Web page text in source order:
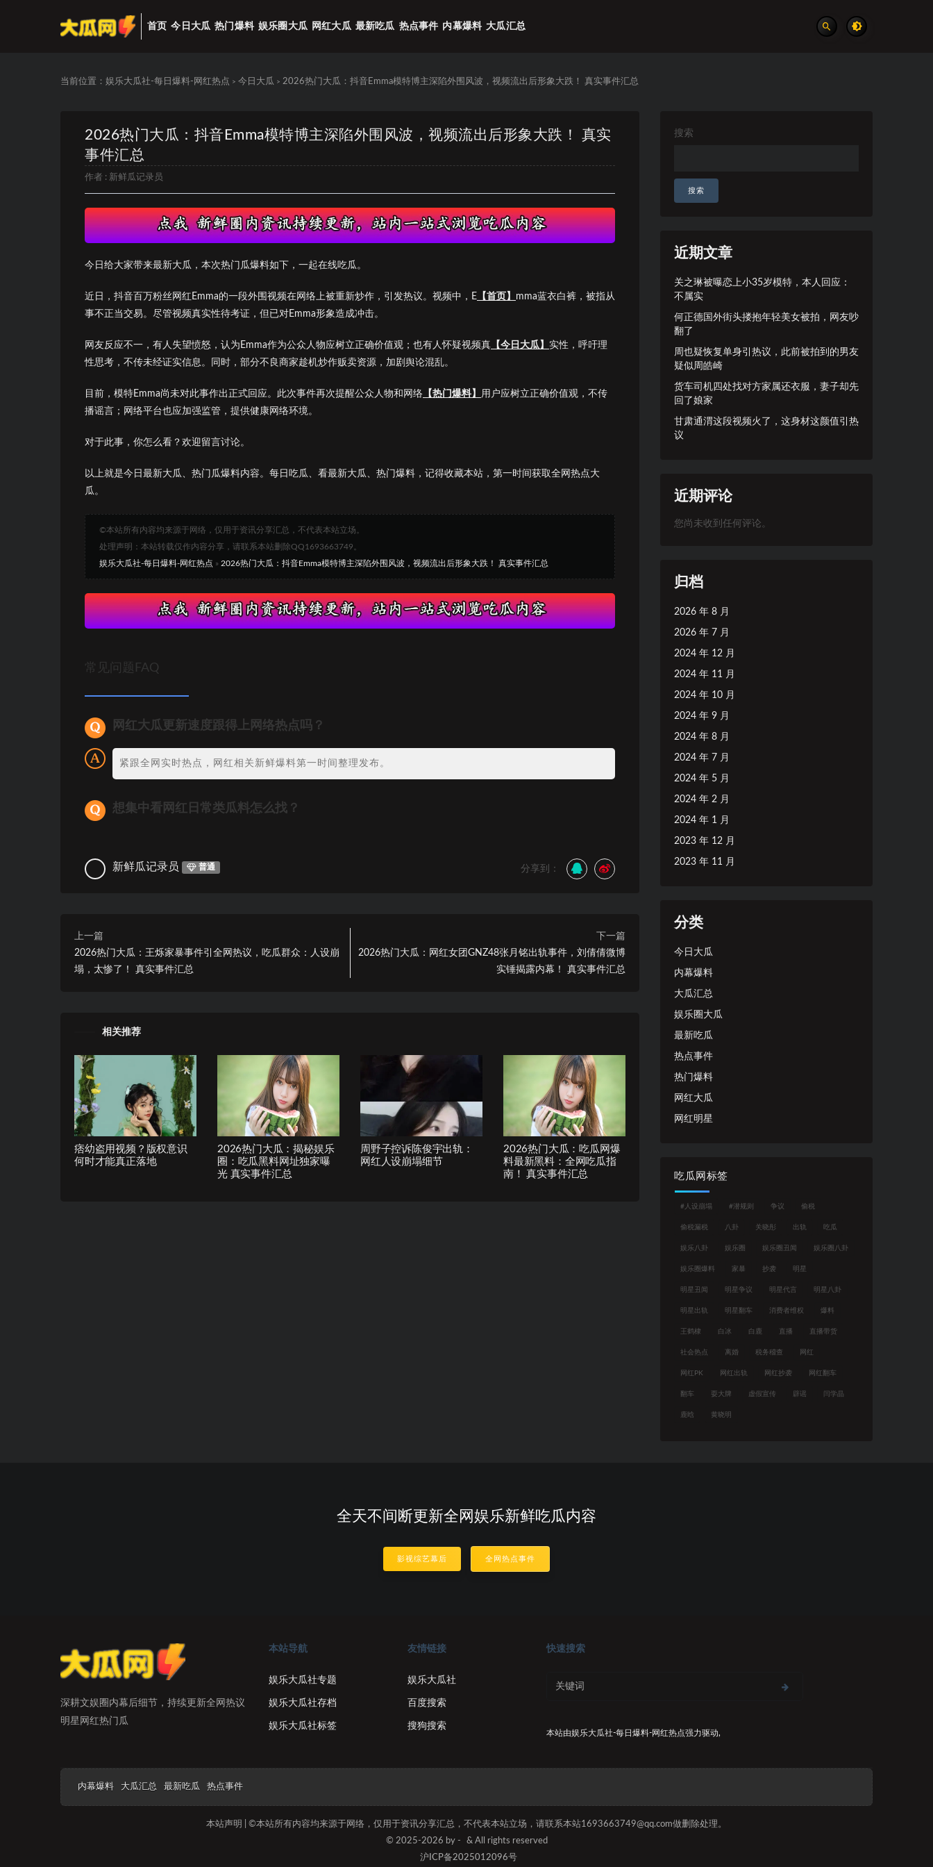
首页 今日大瓜 热门爆料 娱乐圈大瓜 网红大瓜 最新吃瓜 热点事件 内幕爆料 大瓜汇总
当前位置： 娱乐大瓜社-每日爆料-网红热点 > 今日大瓜 > 2026热门大瓜：抖音Emma模特博主深陷外围风波，视频流出后形象大跌！ 真实事件汇总
2026热门大瓜：抖音Emma模特博主深陷外围风波，视频流出后形象大跌！ 真实
事件汇总
作者 : 新鲜瓜记录员
今日给大家带来最新大瓜，本次热门瓜爆料如下，一起在线吃瓜。
近日，抖音百万粉丝网红Emma的一段外围视频在网络上被重新炒作，引发热议。视频中，E 【首页】 mma蓝衣白裤，被指从
事不正当交易。尽管视频真实性待考证，但已对Emma形象造成冲击。
网友反应不一，有人失望愤怒，认为Emma作为公众人物应树立正确价值观；也有人怀疑视频真 【今日大瓜】 实性，呼吁理
性思考，不传未经证实信息。同时，部分不良商家趁机炒作贩卖资源，加剧舆论混乱。
目前，模特Emma尚未对此事作出正式回应。此次事件再次提醒公众人物和网络 【热门爆料】 用户应树立正确价值观，不传
播谣言；网络平台也应加强监管，提供健康网络环境。
对于此事，你怎么看？欢迎留言讨论。
以上就是今日最新大瓜、热门瓜爆料内容。每日吃瓜、看最新大瓜、热门爆料，记得收藏本站，第一时间获取全网热点大
瓜。
©本站所有内容均来源于网络，仅用于资讯分享汇总，不代表本站立场。
处理声明：本站转载仅作内容分享，请联系本站删除QQ1693663749。
娱乐大瓜社-每日爆料-网红热点 » 2026热门大瓜：抖音Emma模特博主深陷外围风波，视频流出后形象大跌！ 真实事件汇总
常见问题FAQ
网红大瓜更新速度跟得上网络热点吗？
紧跟全网实时热点，网红相关新鲜爆料第一时间整理发布。
想集中看网红日常类瓜料怎么找？
新鲜瓜记录员 普通 分享到：
上一篇
2026热门大瓜：王烁家暴事件引全网热议，吃瓜群众：人设崩
塌，太惨了！ 真实事件汇总
下一篇
2026热门大瓜：网红女团GNZ48张月铭出轨事件，刘倩倩微博
实锤揭露内幕！ 真实事件汇总
相关推荐
痞幼盗用视频？版权意识
何时才能真正落地
2026热门大瓜：揭秘娱乐
圈：吃瓜黑料网址独家曝
光 真实事件汇总
周野子控诉陈俊宇出轨：
网红人设崩塌细节
2026热门大瓜：吃瓜网爆
料最新黑料：全网吃瓜指
南！ 真实事件汇总
搜索
搜索
近期文章
关之琳被曝恋上小35岁模特，本人回应：
不属实
何正德国外街头搂抱年轻美女被拍，网友吵
翻了
周也疑恢复单身引热议，此前被拍到的男友
疑似周皓崎
货车司机四处找对方家属还衣服，妻子却先
回了娘家
甘肃通渭这段视频火了，这身材这颜值引热
议
近期评论
您尚未收到任何评论。
归档
2026 年 8 月
2026 年 7 月
2024 年 12 月
2024 年 11 月
2024 年 10 月
2024 年 9 月
2024 年 8 月
2024 年 7 月
2024 年 5 月
2024 年 2 月
2024 年 1 月
2023 年 12 月
2023 年 11 月
分类
今日大瓜
内幕爆料
大瓜汇总
娱乐圈大瓜
最新吃瓜
热点事件
热门爆料
网红大瓜
网红明星
吃瓜网标签
#人设崩塌 #潜规则 争议 偷税
偷税漏税 八卦 关晓彤 出轨 吃瓜
娱乐八卦 娱乐圈 娱乐圈丑闻 娱乐圈八卦
娱乐圈爆料 家暴 抄袭 明星
明星丑闻 明星争议 明星代言 明星八卦
明星出轨 明星翻车 消费者维权 爆料
王鹤棣 白冰 白鹿 直播 直播带货
社会热点 离婚 税务稽查 网红
网红PK 网红出轨 网红抄袭 网红翻车
翻车 耍大牌 虚假宣传 辟谣 闫学晶
鹿晗 黄晓明
全天不间断更新全网娱乐新鲜吃瓜内容
影视综艺幕后 全网热点事件
深耕文娱圈内幕后细节，持续更新全网热议
明星网红热门瓜
本站导航
娱乐大瓜社专题
娱乐大瓜社存档
娱乐大瓜社标签
友情链接
娱乐大瓜社
百度搜索
搜狗搜索
快速搜索
本站由娱乐大瓜社-每日爆料-网红热点强力驱动,
内幕爆料 大瓜汇总 最新吃瓜 热点事件
本站声明 | ©本站所有内容均来源于网络，仅用于资讯分享汇总，不代表本站立场，请联系本站1693663749@qq.com做删除处理。
© 2025-2026 by -
& All rights reserved
沪ICP备2025012096号